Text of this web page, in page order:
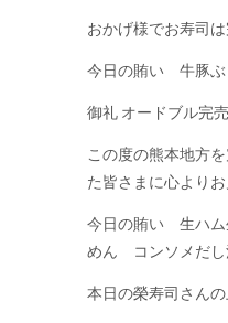
おかげ様でお寿司
今日の賄い 牛豚ぶ
御礼 オードブル完
この度の熊本地方
た皆さまに心より
今日の賄い 生ハム
めん コンソメだし
本日の榮寿司さん